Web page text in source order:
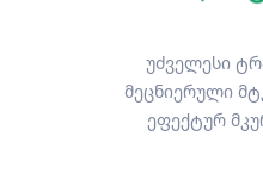
უძველესი
მეცნიერული
ეფექტურ